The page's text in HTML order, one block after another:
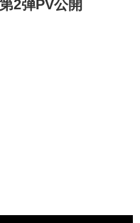
2弾PV公開